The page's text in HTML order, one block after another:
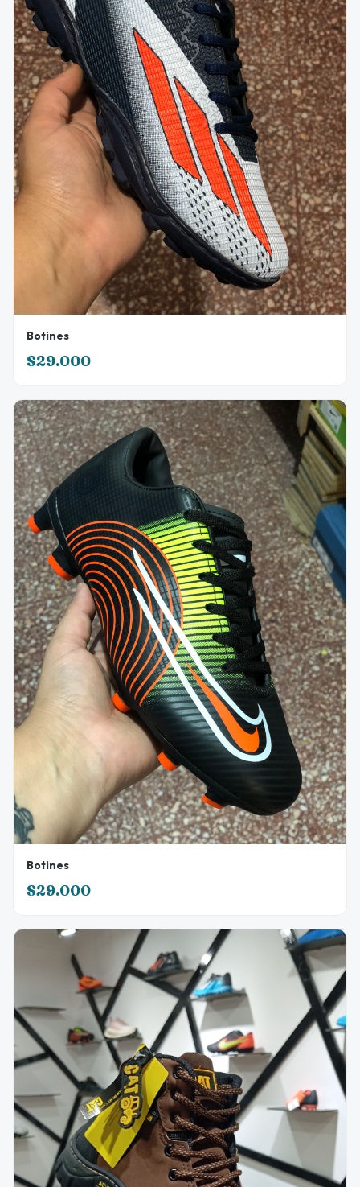
Botines
$29.000
Botines
$29.000